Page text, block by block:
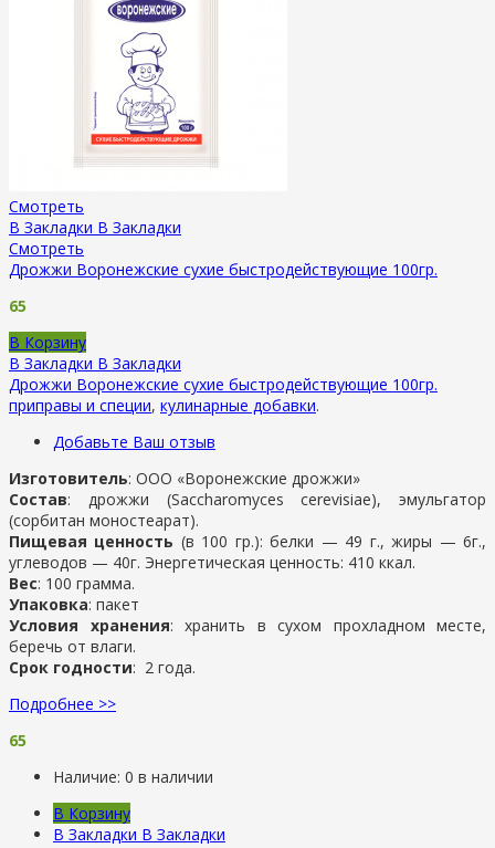
Смотреть
В Закладки В Закладки
Смотреть
Дрожжи Воронежские сухие быстродействующие 100гр.
65
В Корзину
В Закладки В Закладки
Дрожжи Воронежские сухие быстродействующие 100гр.
приправы и специи, кулинарные добавки.
Добавьте Ваш отзыв
Изготовитель: ООО «Воронежские дрожжи»
Состав: дрожжи (Saccharomyces cerevisiae), эмульгатор
(сорбитан моностеарат).
Пищевая ценность (в 100 гр.): белки — 49 г., жиры — 6г.,
углеводов — 40г. Энергетическая ценность: 410 ккал.
Вес: 100 грамма.
Упаковка: пакет
Условия хранения: хранить в сухом прохладном месте,
беречь от влаги.
Срок годности: 2 года.
Подробнее >>
65
Наличие: 0 в наличии
В Корзину
В Закладки В Закладки